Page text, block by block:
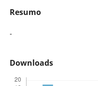
Resumo
-
Downloads